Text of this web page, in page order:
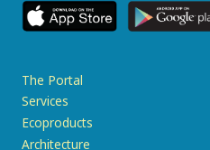
The Portal
Services
Ecoproducts
Architecture